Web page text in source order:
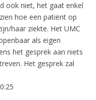
ook niet, het gaat enkel
hoe een patiënt op
haar ziekte. Het UMC
als eigen
het gesprek aan niets
Het gesprek zal